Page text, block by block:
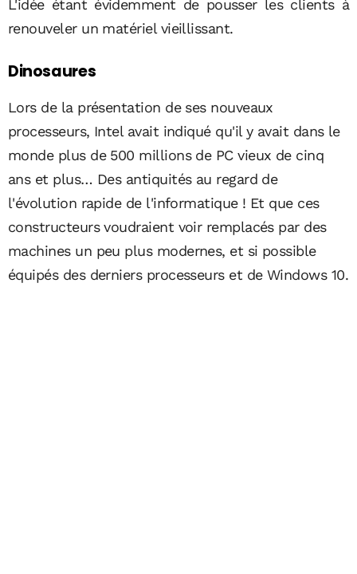
L'idée étant évidemment de pousser les clients à
renouveler un matériel vieillissant.
Dinosaures
Lors de la présentation de ses nouveaux
processeurs, Intel avait indiqué qu'il y avait dans le
monde plus de 500 millions de PC vieux de cinq
ans et plus… Des antiquités au regard de
l'évolution rapide de l'informatique ! Et que ces
constructeurs voudraient voir remplacés par des
machines un peu plus modernes, et si possible
équipés des derniers processeurs et de Windows 10.